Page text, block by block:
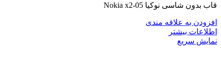
قاب بدون شاسی نوکیا Nokia x2-05
افزودن به علاقه مندی
اطلاعات بیشتر
نمایش سریع